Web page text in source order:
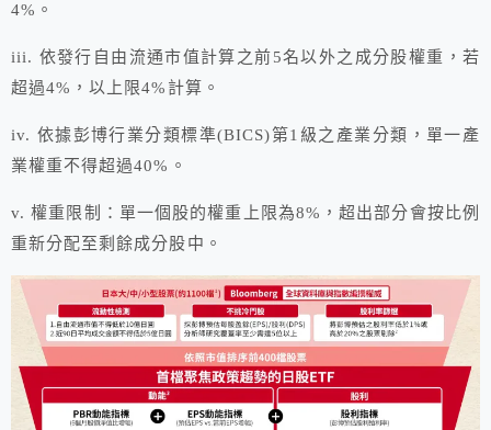
4%。
iii. 依發行自由流通市值計算之前5名以外之成分股權重，若
超過4%，以上限4%計算。
iv. 依據彭博行業分類標準(BICS)第1級之產業分類，單一產
業權重不得超過40%。
v. 權重限制：單一個股的權重上限為8%，超出部分會按比例
重新分配至剩餘成分股中。